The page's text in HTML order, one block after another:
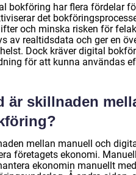
bokföring har flera fördelar
det
och minska risken för
av realtidsdata och ger en
Dock kräver digital
för att kunna användas
är skillnaden
mellan manuell och
företagets ekonomi.
ekonomin manuellt